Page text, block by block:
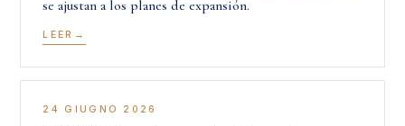
se ajustan a los planes de expansión.
LEER
24 GIUGNO 2026